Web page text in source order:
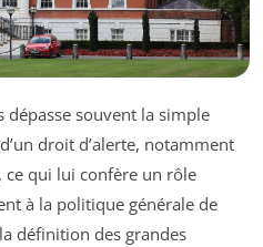
dépasse souvent la simple
droit d’alerte, notamment
ce qui lui confère un rôle
à la politique générale de
définition des grandes